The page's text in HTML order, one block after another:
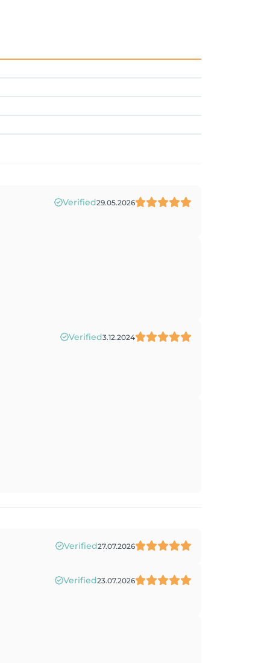
Verified29.05.2026
Verified3.12.2024
Verified27.07.2026
Verified23.07.2026